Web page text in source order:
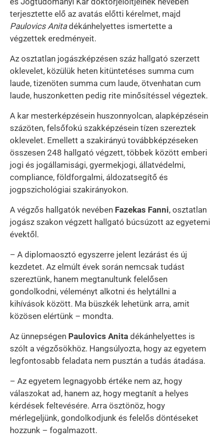
terjesztette elő az avatás előtti kérelmet, majd
Paulovics Anitadékánhelyettes ismertette a
végzettek eredményeit.
Az osztatlan jogászképzésen száz hallgató szerzett
oklevelet, közülük heten kitüntetéses summa cum
laude, tizenöten summa cum laude, ötvenhatan cum
laude, huszonketten pedig rite minősítéssel végeztek.
A kar mesterképzésein huszonnyolcan, alapképzésein
százöten, felsőfokú szakképzésein tízen szereztek
oklevelet. Emellett a szakirányú továbbképzéseken
összesen 248 hallgató végzett, többek között emberi
jogi és jogállamisági, gyermekjogi, állatvédelmi,
compliance, földforgalmi, áldozatsegítő és
jogpszichológiai szakirányokon.
A végzős hallgatók nevében Fazekas Fanni, osztatlan
jogász szakon végzett hallgató búcsúzott az egyetemi
évektől.
– A diplomaosztó egyszerre jelent lezárást és új
kezdetet. Az elmúlt évek során nemcsak tudást
szereztünk, hanem megtanultunk felelősen
gondolkodni, véleményt alkotni és helytállni a
kihívások között. Ma büszkék lehetünk arra, amit
közösen elértünk – mondta.
Az ünnepségen Paulovics Anita dékánhelyettes is
szólt a végzősökhöz. Hangsúlyozta, hogy az egyetem
legfontosabb feladata nem pusztán a tudás átadása.
– Az egyetem legnagyobb értéke nem az, hogy
válaszokat ad, hanem az, hogy megtanít a helyes
kérdések feltevésére. Arra ösztönöz, hogy
mérlegeljünk, gondolkodjunk és felelős döntéseket
hozzunk – fogalmazott.